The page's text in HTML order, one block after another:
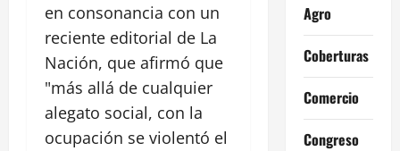
en consonancia con un
reciente editorial de La
Nación, que afirmó que
"más allá de cualquier
alegato social, con la
ocupación se violentó el
Agro
Coberturas
Comercio
Congreso